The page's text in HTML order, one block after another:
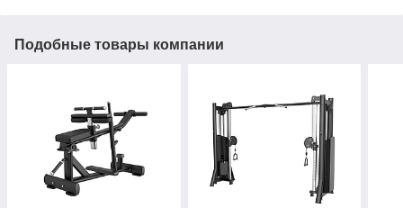
Подобные товары компании